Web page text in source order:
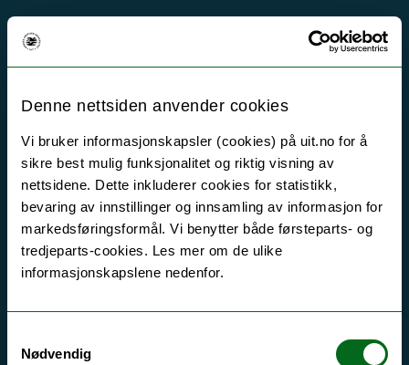
Denne nettsiden anvender cookies
Vi bruker informasjonskapsler (cookies) på uit.no for å
sikre best mulig funksjonalitet og riktig visning av
nettsidene. Dette inkluderer cookies for statistikk,
bevaring av innstillinger og innsamling av informasjon for
markedsføringsformål. Vi benytter både førsteparts- og
tredjeparts-cookies. Les mer om de ulike
informasjonskapslene nedenfor.
Nødvendig
For mer informasjon om studietilbud,
UiT, kan du følge @uitnorgesarktiske
påInstagramellerTikTok. Her finner
du offisielle oppdateringer og innsikt i
hva universitetet har å tilby.